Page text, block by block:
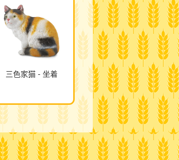
三色家猫 - 坐着